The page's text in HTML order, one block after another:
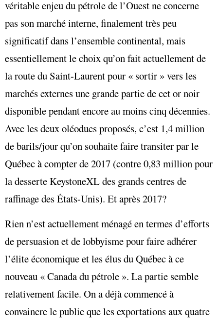
véritable enjeu du pétrole de l’Ouest ne concerne
pas son marché interne, finalement très peu
significatif dans l’ensemble continental, mais
essentiellement le choix qu’on fait actuellement de
la route du Saint-Laurent pour « sortir » vers les
marchés externes une grande partie de cet or noir
disponible pendant encore au moins cinq décennies.
Avec les deux oléoducs proposés, c’est 1,4 million
de barils/jour qu’on souhaite faire transiter par le
Québec à compter de 2017 (contre 0,83 million pour
la desserte KeystoneXL des grands centres de
raffinage des États-Unis). Et après 2017?
Rien n’est actuellement ménagé en termes d’efforts
de persuasion et de lobbyisme pour faire adhérer
l’élite économique et les élus du Québec à ce
nouveau « Canada du pétrole ». La partie semble
relativement facile. On a déjà commencé à
convaincre le public que les exportations aux quatre